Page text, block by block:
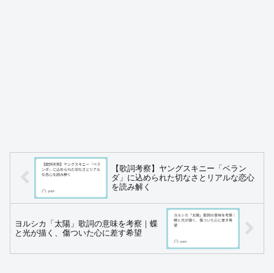
【歌詞考察】ヤングスキニー「ベラン
ダ」に込められた切なさとリアルな恋心
を読み解く
ヨルシカ「太陽」歌詞の意味を考察｜蝶
と光が描く、傷ついた心に差す希望